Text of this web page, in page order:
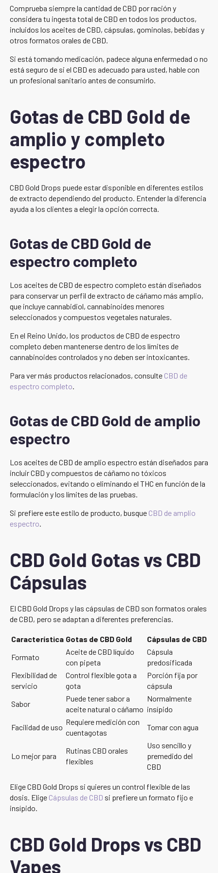
Comprueba siempre la cantidad de CBD por ración y
considera tu ingesta total de CBD en todos los productos,
incluidos los aceites de CBD, cápsulas, gominolas, bebidas y
otros formatos orales de CBD.
Si está tomando medicación, padece alguna enfermedad o no
está seguro de si el CBD es adecuado para usted, hable con
un profesional sanitario antes de consumirlo.
Gotas de CBD Gold de
amplio y completo
espectro
CBD Gold Drops puede estar disponible en diferentes estilos
de extracto dependiendo del producto. Entender la diferencia
ayuda a los clientes a elegir la opción correcta.
Gotas de CBD Gold de
espectro completo
Los aceites de CBD de espectro completo están diseñados
para conservar un perfil de extracto de cáñamo más amplio,
que incluye cannabidiol, cannabinoides menores
seleccionados y compuestos vegetales naturales.
En el Reino Unido, los productos de CBD de espectro
completo deben mantenerse dentro de los límites de
cannabinoides controlados y no deben ser intoxicantes.
Para ver más productos relacionados, consulte CBD de
espectro completo.
Gotas de CBD Gold de amplio
espectro
Los aceites de CBD de amplio espectro están diseñados para
incluir CBD y compuestos de cáñamo no tóxicos
seleccionados, evitando o eliminando el THC en función de la
formulación y los límites de las pruebas.
Si prefiere este estilo de producto, busque CBD de amplio
espectro.
CBD Gold Gotas vs CBD
Cápsulas
El CBD Gold Drops y las cápsulas de CBD son formatos orales
de CBD, pero se adaptan a diferentes preferencias.
Característica Gotas de CBD Gold
Cápsulas de CBD
Formato
Aceite de CBD líquido
con pipeta
Cápsula
predosificada
Flexibilidad de
servicio
Control flexible gota a
gota
Porción fija por
cápsula
Sabor
Puede tener sabor a
aceite natural o cáñamo
Normalmente
insípido
Facilidad de uso
Requiere medición con
cuentagotas
Tomar con agua
Lo mejor para
Rutinas CBD orales
flexibles
Uso sencillo y
premedido del
CBD
Elige CBD Gold Drops si quieres un control flexible de las
dosis. Elige Cápsulas de CBD si prefiere un formato fijo e
insípido.
CBD Gold Drops vs CBD
Vapes